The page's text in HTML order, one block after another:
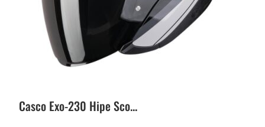
Casco Exo-230 Hipe Sco...